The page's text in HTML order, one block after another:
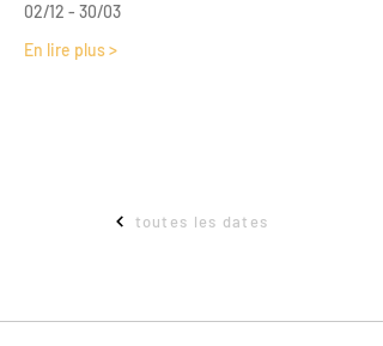
02/12 - 30/03
En lire plus >
toutes les dates